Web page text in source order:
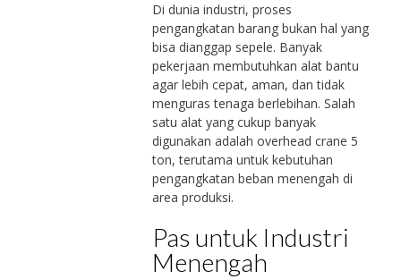
Di dunia industri, proses
pengangkatan barang bukan hal yang
bisa dianggap sepele. Banyak
pekerjaan membutuhkan alat bantu
agar lebih cepat, aman, dan tidak
menguras tenaga berlebihan. Salah
satu alat yang cukup banyak
digunakan adalah overhead crane 5
ton, terutama untuk kebutuhan
pengangkatan beban menengah di
area produksi.
Pas untuk Industri
Menengah